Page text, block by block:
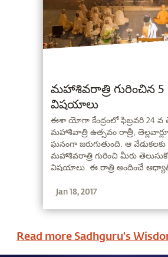
మహాశివరాత్రి గురించిన 5
విషయాలు
ఈశా యోగా కేంద్రంలో ఫిబ్రవరి 24 వ
మహాశివాత్రి ఉత్సవం రాత్రీ,
ఘనంగా జరుగుతుంది. ఆ
మహాశివరాత్రి గురించి మీరు
విషయాలు. ఈ రాత్రి అందించే
Jan 18, 2017
Read more Sadhguru's